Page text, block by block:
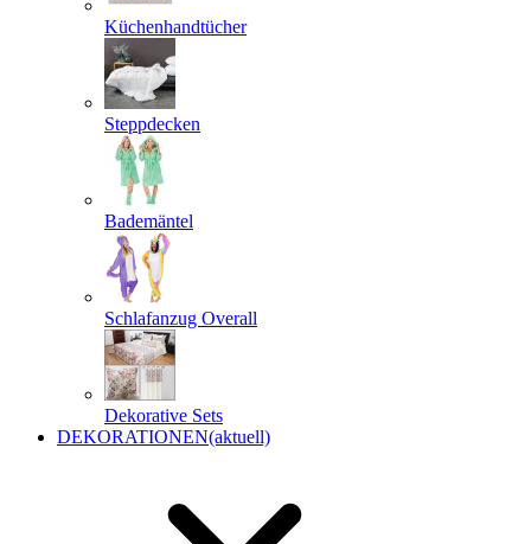
Küchenhandtücher
Steppdecken
Bademäntel
Schlafanzug Overall
Dekorative Sets
DEKORATIONEN(aktuell)